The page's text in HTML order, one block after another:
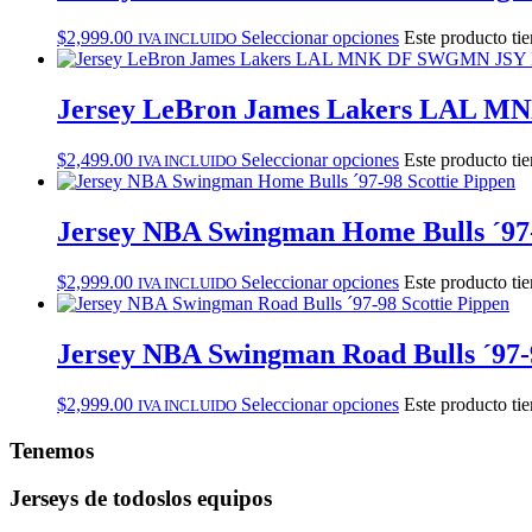
$2,999.00 IVA INCLUIDO Seleccionar opciones Este producto
Jersey LeBron James Lakers LAL
$2,499.00 IVA INCLUIDO Seleccionar opciones Este producto
Jersey NBA Swingman Home Bulls
$2,999.00 IVA INCLUIDO Seleccionar opciones Este producto
Jersey NBA Swingman Road Bulls
$2,999.00 IVA INCLUIDO Seleccionar opciones Este producto
Tenemos
Jerseys de todoslos equipos